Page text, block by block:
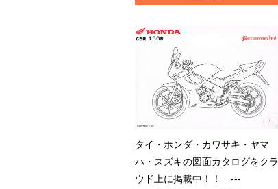
タイ・ホンダ・カワサキ・ヤマ
ハ・スズキの図面カタログをクラ
ウド上に掲載中！！ ---